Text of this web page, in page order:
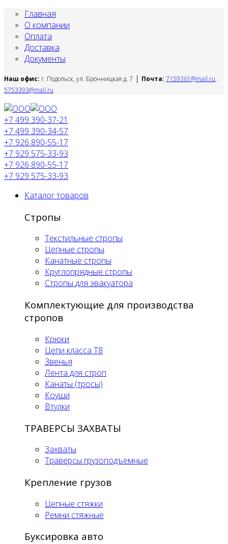
Главная
О компании
Оплата
Доставка
Документы
Наш офис: г. Подольск, ул. Бронницкая д. 7 | Почта: 7159361@mail.ru,
5753393@mail.ru
+7 499 390-37-21
+7 499 390-34-57
+7 926 890-55-17
+7 929 575-33-93
+7 926 890-55-17
+7 929 575-33-93
Каталог товаров
Стропы
Текстильные стропы
Цепные стропы
Канатные стропы
Круглопрядные стропы
Стропы для эвакуатора
Комплектующие для производства
стропов
Крюки
Цепи класса Т8
Звенья
Лента для строп
Канаты (тросы)
Коуши
Втулки
ТРАВЕРСЫ ЗАХВАТЫ
Захваты
Траверсы грузоподъемные
Крепление грузов
Цепные стяжки
Ремни стяжные
Буксировка авто